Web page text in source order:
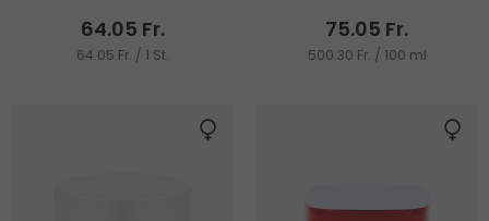
64.05 Fr.
64.05 Fr. / 1 St.
75.05 Fr.
500.30 Fr. / 100 ml